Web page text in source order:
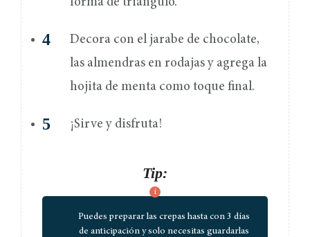
Decora con el jarabe de chocolate,
las almendras en rodajas y agrega la
hojita de menta como toque final.
¡Sirve y disfruta!
Tip:
Puedes preparar las crepas hasta con 3 días
de anticipación y solo necesitas guardarlas